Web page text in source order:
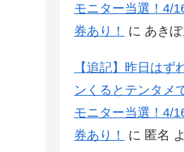
モニター当選！4/
券あり！
に あき
【追記】昨日はず
ンくるとテンタメ
モニター当選！4/
券あり！
に 匿名